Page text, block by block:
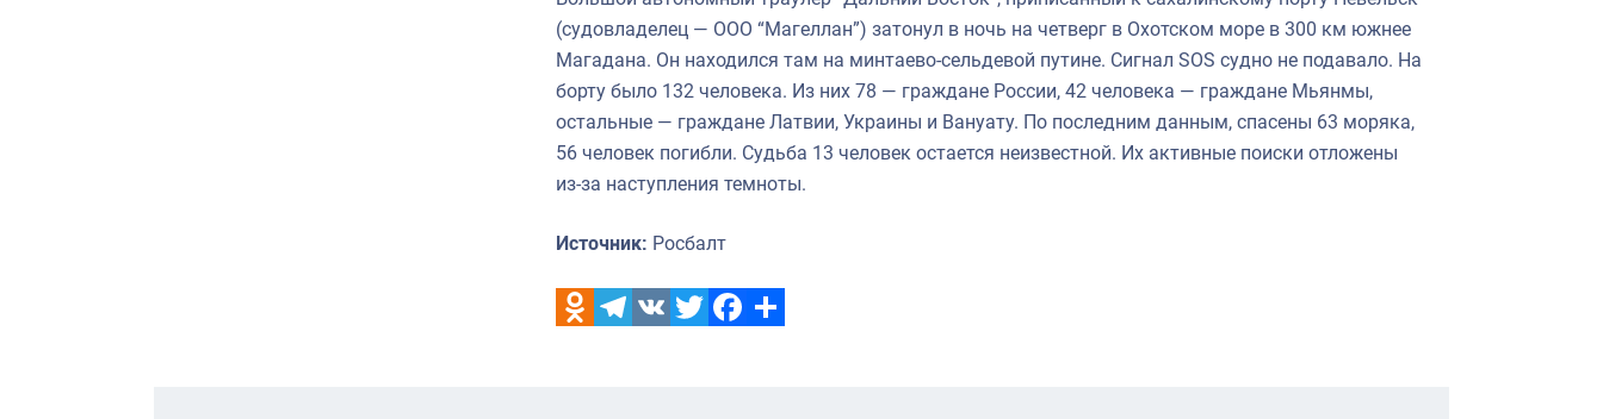
(судовладелец — ООО “Магеллан”) затонул в ночь на четверг в Охотском море в 300 км южнее
Магадана. Он находился там на минтаево-сельдевой путине. Сигнал SOS судно не подавало. На
борту было 132 человека. Из них 78 — граждане России, 42 человека — граждане Мьянмы,
остальные — граждане Латвии, Украины и Вануату. По последним данным, спасены 63 моряка,
56 человек погибли. Судьба 13 человек остается неизвестной. Их активные поиски отложены
из-за наступления темноты.
Источник: Росбалт